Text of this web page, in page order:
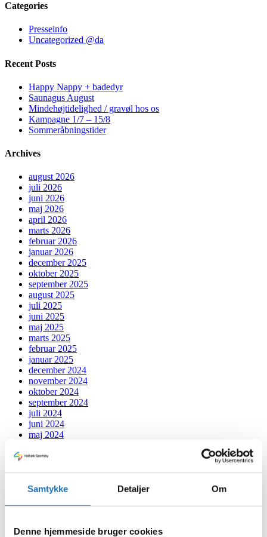
Samtykke Detaljer Om
Denne hjemmeside bruger cookies
Categories
Presseinfo
Uncategorized @da
Recent Posts
Happy Nappy + badedyr
Saunagus August
Mindehøjtidelighed / gravøl hos os
Kampagne 1/7 – 15/8
Sommeråbningstider
Archives
august 2026
juli 2026
juni 2026
maj 2026
april 2026
marts 2026
februar 2026
januar 2026
december 2025
oktober 2025
september 2025
august 2025
juli 2025
juni 2025
maj 2025
marts 2025
februar 2025
januar 2025
december 2024
november 2024
oktober 2024
september 2024
juli 2024
juni 2024
maj 2024
marts 2024
december 2023
august 2023